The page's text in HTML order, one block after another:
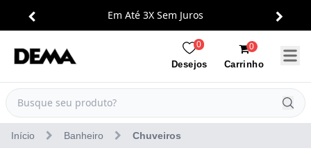
Em Até 3X Sem Juros
0
Desejos
0
Carrinho
Início Banheiro Chuveiros